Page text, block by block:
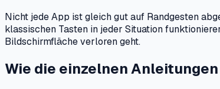
Nicht jede App ist gleich gut auf Randgesten
klassischen Tasten in jeder Situation
Bildschirmfläche verloren geht.
Wie die einzelnen